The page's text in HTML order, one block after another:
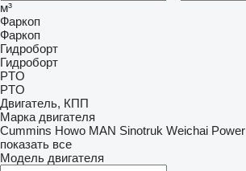
м³
Фаркоп
Фаркоп
Гидроборт
Гидроборт
PTO
PTO
Двигатель, КПП
Марка двигателя
Cummins Howo MAN Sinotruk Weichai Power
показать все
Модель двигателя